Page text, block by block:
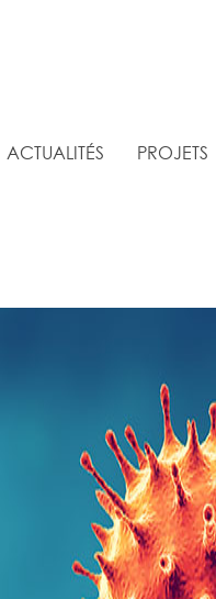
ACTUALITÉS PROJETS